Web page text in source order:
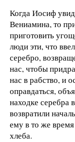
Когда Иосиф
Вениамина, то
приготовить
люди эти, что
серебро,
нас, чтобы
нас в рабство, и
оправдаться,
находке серебра
возвратили
ему в то же
хлеба.